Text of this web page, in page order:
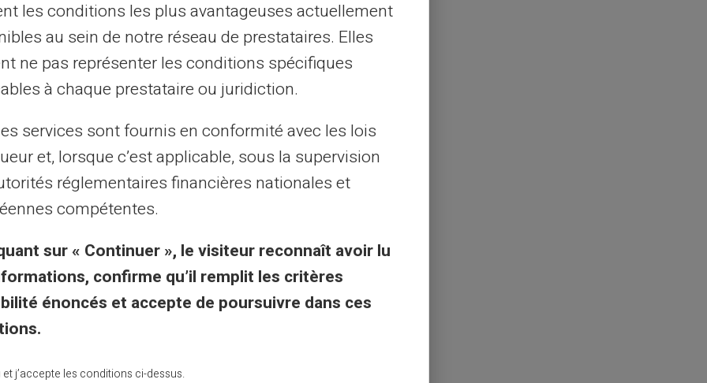
important dans votre situation
la caf pour éviter les trop-perçus ou
limites
Droit aux allocations
au chômage actif
Oui, sous conditions
Non
complément familial et
les conditions les plus avantageuses actuellement
au sein de notre réseau de prestataires. Elles
ne pas représenter les conditions spécifiques
à chaque prestataire ou juridiction.
services sont fournis en conformité avec les lois
et, lorsque c’est applicable, sous la supervision
réglementaires financières nationales et
compétentes.
sur « Continuer », le visiteur reconnaît avoir lu
confirme qu’il remplit les critères
énoncés et accepte de poursuivre dans ces
et j’accepte les conditions ci-dessus.